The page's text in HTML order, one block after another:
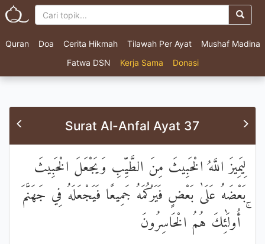
Quran Doa Cerita Hikmah Tilawah Per Ayat
Mushaf Madina
Fatwa DSN
Kerja Sama Donasi
Surat Al-Anfal Ayat 37
لِيَمِيزَ اللَّهُ الْخَبِيثَ مِنَ الطَّيِّبِ وَيَجْعَلَ الْخَبِيثَ
بَعْضَهُ عَلَىٰ بَعْضٍ فَيَرْكُمَهُ جَمِيعًا فَيَجْعَلَهُ فِي جَهَنَّمَ
ۚ أُولَٰئِكَ هُمُ الْخَاسِرُونَ